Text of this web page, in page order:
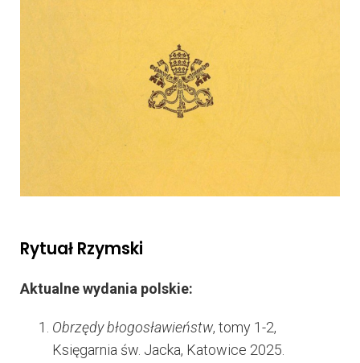
Rytuał Rzymski
Aktualne wydania polskie:
Obrzędy błogosławieństw, tomy 1-2,
Księgarnia św. Jacka, Katowice 2025.